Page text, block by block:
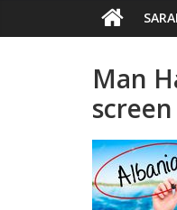
Man
screen